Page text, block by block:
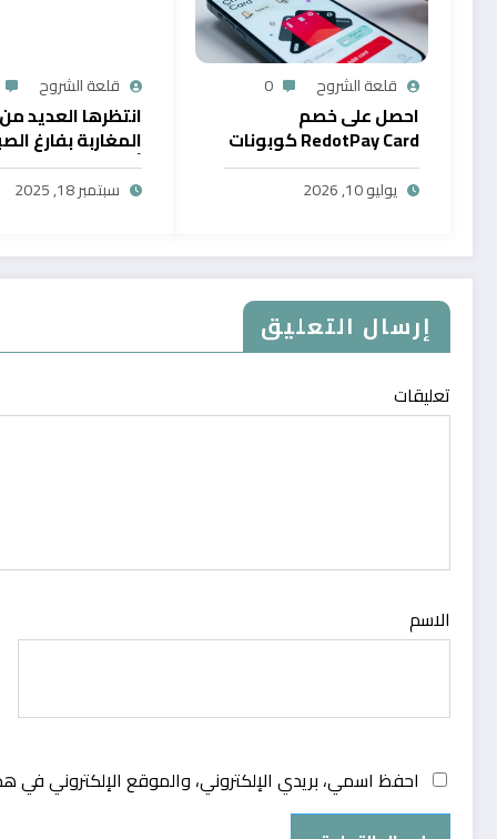
قلعة الشروح 0
احصل على خصم
RedotPay Card كوبونات
حصرية
يوليو 10, 2026
قلعة الشروح
انتظرها العديد من
المغاربة بفارغ
أول خدمة رقمية
سحب الرصيد من
سبتمبر 18, 2025
إرسال التعليق
تعليقات
الاسم
احفظ اسمي، بريدي الإلكتروني، والموقع الإلكتروني في